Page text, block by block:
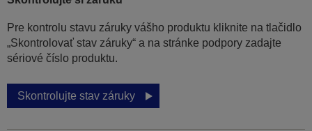
Pre kontrolu stavu záruky vášho produktu kliknite na tlačidlo
„Skontrolovať stav záruky“ a na stránke podpory zadajte
sériové číslo produktu.
Skontrolujte stav záruky